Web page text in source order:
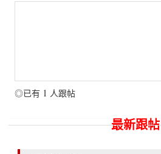
◎已有 1 人跟帖
最新跟帖